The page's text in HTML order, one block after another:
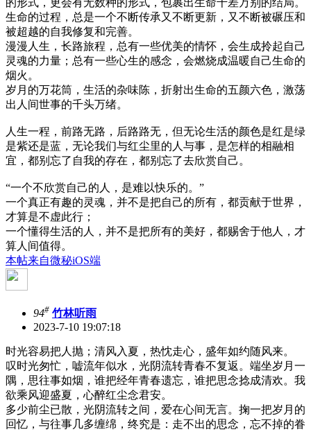
的形式，更会有无数种的形式，包裹出生命千差万别的结局。
生命的过程，总是一个不断传承又不断更新，又不断被碾压和
被超越的自我修复和完善。
漫漫人生，长路旅程，总有一些优美的情怀，会生成拎起自己
灵魂的力量；总有一些心生的感念，会燃烧成温暖自己生命的
烟火。
岁月的万花筒，生活的杂味陈，折射出生命的五颜六色，激荡
出人间世事的千头万绪。
人生一程，前路无路，后路路无，但无论生活的颜色是红是绿
是紫还是蓝，无论我们与红尘里的人与事，是怎样的相融相
宜，都别忘了自我的存在，都别忘了去欣赏自己。
“一个不欣赏自己的人，是难以快乐的。”
一个真正有趣的灵魂，并不是把自己的所有，都贡献于世界，
才算是不虚此行；
一个懂得生活的人，并不是把所有的美好，都赐舍于他人，才
算人间值得。
本帖来自微秘iOS端
94# 竹林听雨
2023-7-10 19:07:18
时光容易把人抛；清风入夏，热忱走心，盛年如约随风来。
叹时光匆忙，嘘流年似水，光阴流转青春不复返。端坐岁月一
隅，思往事如烟，谁把经年青春遗忘，谁把思念捻成清欢。我
欲乘风迎盛夏，心醉红尘念君安。
多少前尘已散，光阴流转之间，爱在心间无言。掬一把岁月的
回忆，与往事几多缠绵，终究是：走不出的思念，忘不掉的眷